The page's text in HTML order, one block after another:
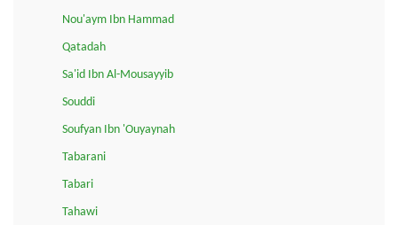
Nou'aym Ibn Hammad
Qatadah
Sa'id Ibn Al-Mousayyib
Souddi
Soufyan Ibn 'Ouyaynah
Tabarani
Tabari
Tahawi